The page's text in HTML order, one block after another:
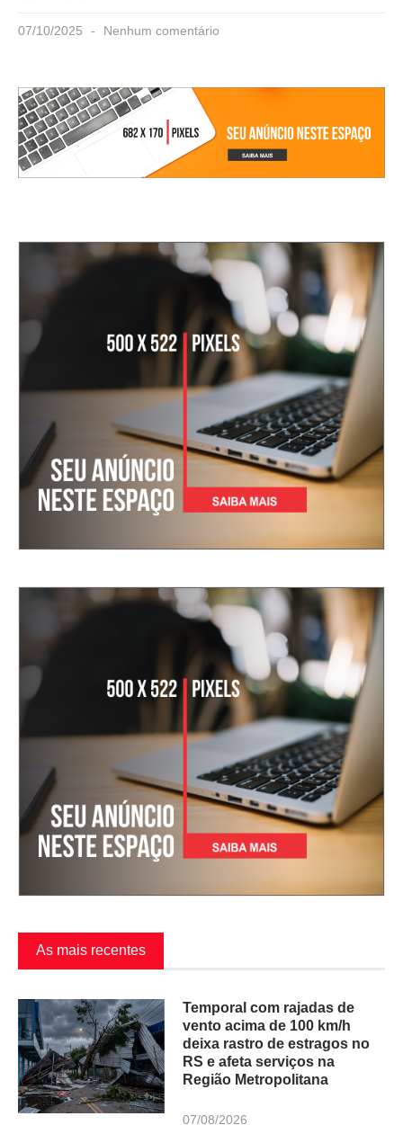
07/10/2025 Nenhum comentário
As mais recentes
Temporal com rajadas de
vento acima de 100 km/h
deixa rastro de estragos no
RS e afeta serviços na
Região Metropolitana
07/08/2026